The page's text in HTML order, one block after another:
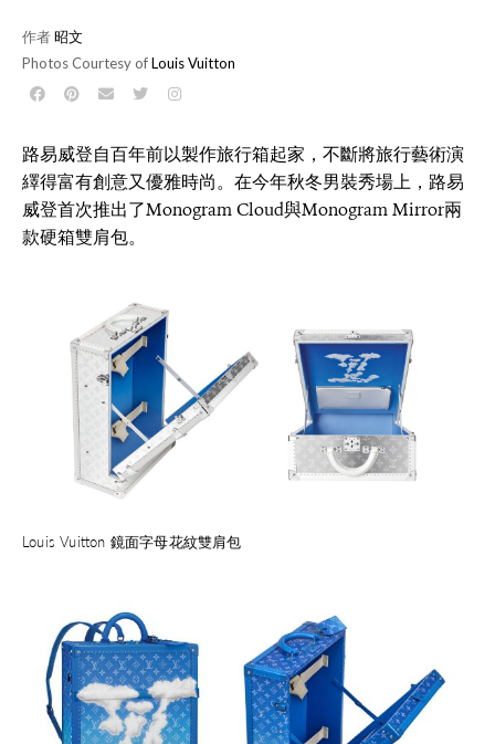
作者昭文
Photos Courtesy ofLouis Vuitton
路易威登自百年前以製作旅行箱起家，不斷將旅行藝術演
繹得富有創意又優雅時尚。在今年秋冬男裝秀場上，路易
威登首次推出了Monogram Cloud與Monogram Mirror兩
款硬箱雙肩包。
Louis Vuitton 鏡面字母花紋雙肩包